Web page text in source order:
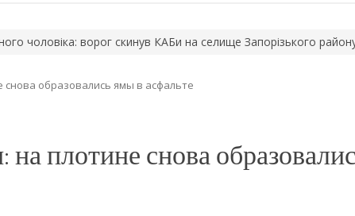
ворог скинув КАБи на селище Запорізького району 13
образовались ямы в асфальте
плотине снова